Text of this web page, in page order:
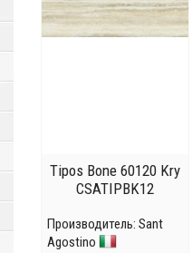
Tipos Bone 60120 Kry
CSATIPBK12
Производитель: Sant
Agostino